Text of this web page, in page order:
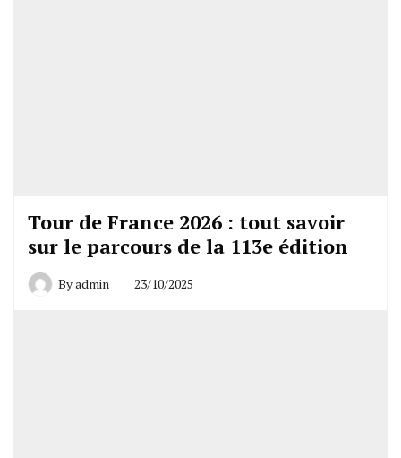
Tour de France 2026 : tout savoir
sur le parcours de la 113e édition
Byadmin 23/10/2025